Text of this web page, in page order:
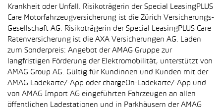
Krankheit oder Unfall. Risikoträgerin der Special LeasingPLUS
Care Motorfahrzeugversicherung ist die Zürich Versicherungs-
Gesellschaft AG. Risikoträgerin der Special LeasingPLUS Care
Ratenversicherung ist die AXA Versicherungen AG. Laden
zum Sonderpreis: Angebot der AMAG Gruppe zur
langfristigen Förderung der Elektromobilität, unterstützt von
AMAG Group AG. Gültig für Kundinnen und Kunden mit der
AMAG Ladekarte/-App oder chargeOn-Ladekarte/-App und
von AMAG Import AG eingeführten Fahrzeugen an allen
öffentlichen Ladestationen und in Parkhäusern der AMAG